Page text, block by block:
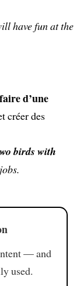
have fun at the
faire d’une
créer des
birds with
— and
used.